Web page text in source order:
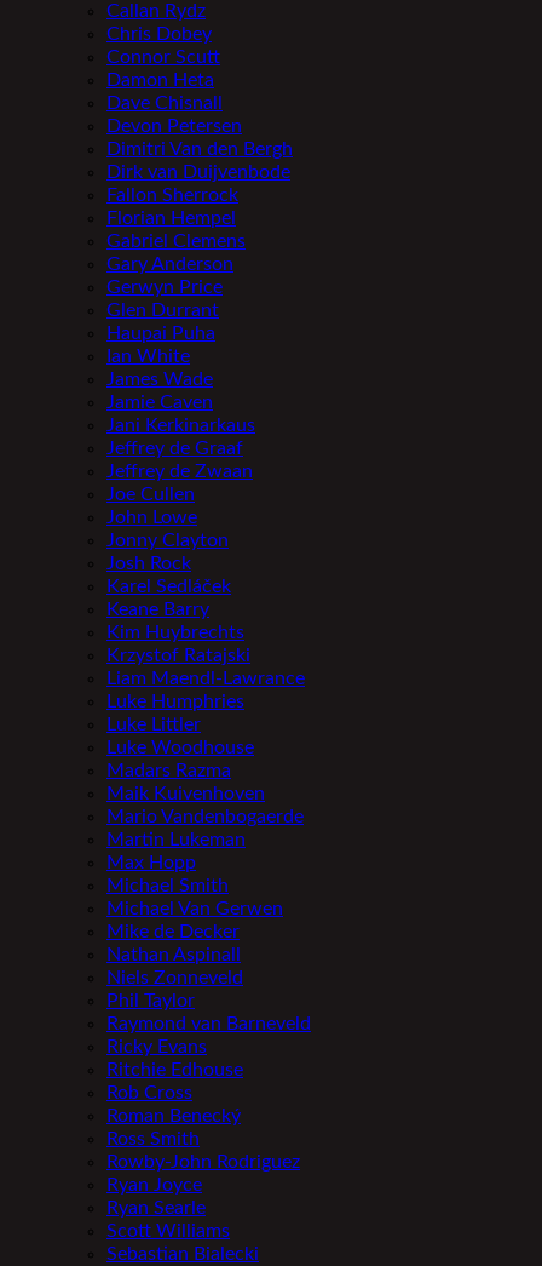
Callan Rydz
Chris Dobey
Connor Scutt
Damon Heta
Dave Chisnall
Devon Petersen
Dimitri Van den Bergh
Dirk van Duijvenbode
Fallon Sherrock
Florian Hempel
Gabriel Clemens
Gary Anderson
Gerwyn Price
Glen Durrant
Haupai Puha
Ian White
James Wade
Jamie Caven
Jani Kerkinarkaus
Jeffrey de Graaf
Jeffrey de Zwaan
Joe Cullen
John Lowe
Jonny Clayton
Josh Rock
Karel Sedláček
Keane Barry
Kim Huybrechts
Krzystof Ratajski
Liam Maendl-Lawrance
Luke Humphries
Luke Littler
Luke Woodhouse
Madars Razma
Maik Kuivenhoven
Mario Vandenbogaerde
Martin Lukeman
Max Hopp
Michael Smith
Michael Van Gerwen
Mike de Decker
Nathan Aspinall
Niels Zonneveld
Phil Taylor
Raymond van Barneveld
Ricky Evans
Ritchie Edhouse
Rob Cross
Roman Benecký
Ross Smith
Rowby-John Rodriguez
Ryan Joyce
Ryan Searle
Scott Williams
Sebastian Bialecki